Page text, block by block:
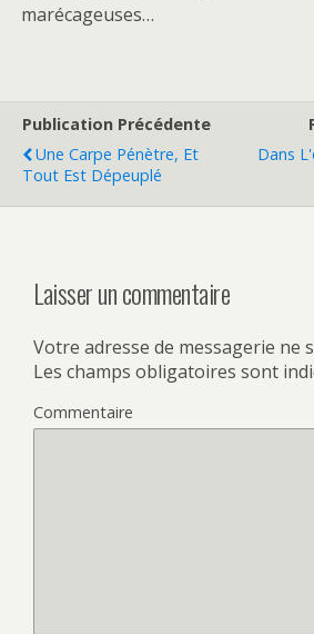
marécageuses…
Publication Précédente
Une Carpe Pénètre, Et
Tout Est Dépeuplé
Dans
Laisser un commentaire
Votre adresse de messagerie ne
Les champs obligatoires sont
Commentaire